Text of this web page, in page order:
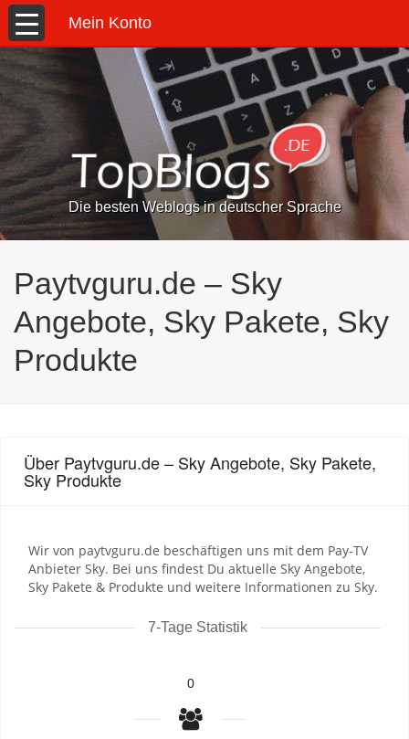
Mein Konto
Die besten Weblogs in deutscher Sprache
Paytvguru.de – Sky
Angebote, Sky Pakete, Sky
Produkte
Über Paytvguru.de – Sky Angebote, Sky Pakete,
Sky Produkte
Wir von paytvguru.de beschäftigen uns mit dem Pay-TV
Anbieter Sky. Bei uns findest Du aktuelle Sky Angebote,
Sky Pakete & Produkte und weitere Informationen zu Sky.
7-Tage Statistik
0